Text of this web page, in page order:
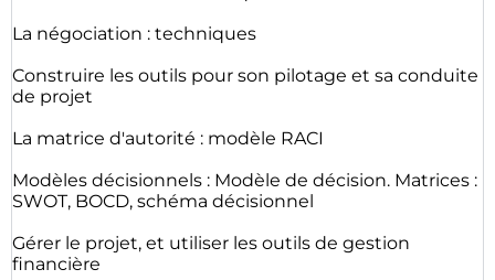
La négociation : techniques
Construire les outils pour son pilotage et sa conduite
de projet
La matrice d'autorité : modèle RACI
Modèles décisionnels : Modèle de décision. Matrices :
SWOT, BOCD, schéma décisionnel
Gérer le projet, et utiliser les outils de gestion
financière